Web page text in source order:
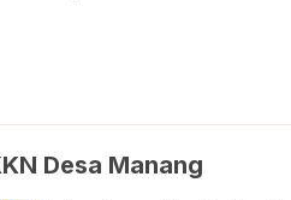
Desa Manang